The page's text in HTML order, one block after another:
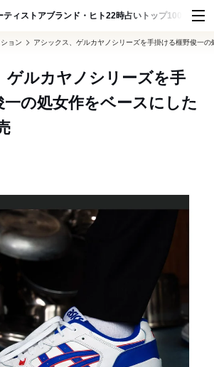
ティ ストアブランド・ヒト22時占い トップ100 スナッ
ョン アシックス、ゲルカヤノシリーズを手掛ける榧野俊一
ゲルカヤノシリーズを手
の処女作をベースにした